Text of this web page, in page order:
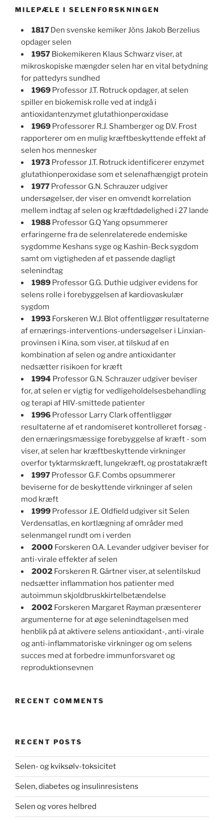
MILEPÆLE I SELENFORSKNINGEN
1817 Den svenske kemiker Jöns Jakob Berzelius
opdager selen
1957 Biokemikeren Klaus Schwarz viser, at
mikroskopiske mængder selen har en vital betydning
for pattedyrs sundhed
1969 Professor J.T. Rotruck opdager, at selen
spiller en biokemisk rolle ved at indgå i
antioxidantenzymet glutathionperoxidase
1969 Professorer R.J. Shamberger og D.V. Frost
rapporterer om en mulig kræftbeskyttende effekt af
selen hos mennesker
1973 Professor J.T. Rotruck identificerer enzymet
glutathionperoxidase som et selenafhængigt protein
1977 Professor G.N. Schrauzer udgiver
undersøgelser, der viser en omvendt korrelation
mellem indtag af selen og kræftdødelighed i 27 lande
1988 Professor G.Q Yang opsummerer
erfaringerne fra de selenrelaterede endemiske
sygdomme Keshans syge og Kashin-Beck sygdom
samt om vigtigheden af et passende dagligt
selenindtag
1989 Professor G.G. Duthie udgiver evidens for
selens rolle i forebyggelsen af kardiovaskulær
sygdom
1993 Forskeren W.J. Blot offentliggør resultaterne
af ernærings-interventions-undersøgelser i Linxian-
provinsen i Kina, som viser, at tilskud af en
kombination af selen og andre antioxidanter
nedsætter risikoen for kræft
1994 Professor G.N. Schrauzer udgiver beviser
for, at selen er vigtig for vedligeholdelsesbehandling
og terapi af HIV-smittede patienter
1996 Professor Larry Clark offentliggør
resultaterne af et randomiseret kontrolleret forsøg -
den ernæringsmæssige forebyggelse af kræft - som
viser, at selen har kræftbeskyttende virkninger
overfor tyktarmskræft, lungekræft, og prostatakræft
1997 Professor G.F. Combs opsummerer
beviserne for de beskyttende virkninger af selen
mod kræft
1999 Professor J.E. Oldfield udgiver sit Selen
Verdensatlas, en kortlægning af områder med
selenmangel rundt om i verden
2000 Forskeren O.A. Levander udgiver beviser for
anti-virale effekter af selen
2002 Forskeren R. Gärtner viser, at selentilskud
nedsætter inflammation hos patienter med
autoimmun skjoldbruskkirtelbetændelse
2002 Forskeren Margaret Rayman præsenterer
argumenterne for at øge selenindtagelsen med
henblik på at aktivere selens antioxidant-, anti-virale
og anti-inflammatoriske virkninger og om selens
succes med at forbedre immunforsvaret og
reproduktionsevnen
RECENT COMMENTS
RECENT POSTS
Selen- og kviksølv-toksicitet
Selen, diabetes og insulinresistens
Selen og vores helbred